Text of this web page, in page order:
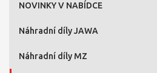
NOVINKY V NABÍDCE
Náhradní díly JAWA
Náhradní díly MZ